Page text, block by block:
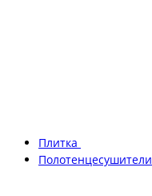
Плитка
Полотенцесушители